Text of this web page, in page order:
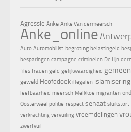
Agressie Anke Anke Van dermeersch
Anke_online
Auto Automobilist begroting belastingeld
besparingen campagne criminelen De Lijn
files frauen geld gelijkwaardigheid
geweld Hoofddoek illegalen islamisering
leefbaarheid meersch Melkkoe migranten
Oosterweel politie respect senaat sluikstort
verkrachting vervuiling vreemdelingen
zwerfvuil